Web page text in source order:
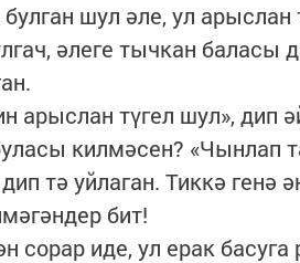
шул әле, ул
әлеге тычкан
түгел шул», дип
килмәсен? «Чынлап
тә уйлаган. Тиккә генә
бит!
сорар иде, ул ерак